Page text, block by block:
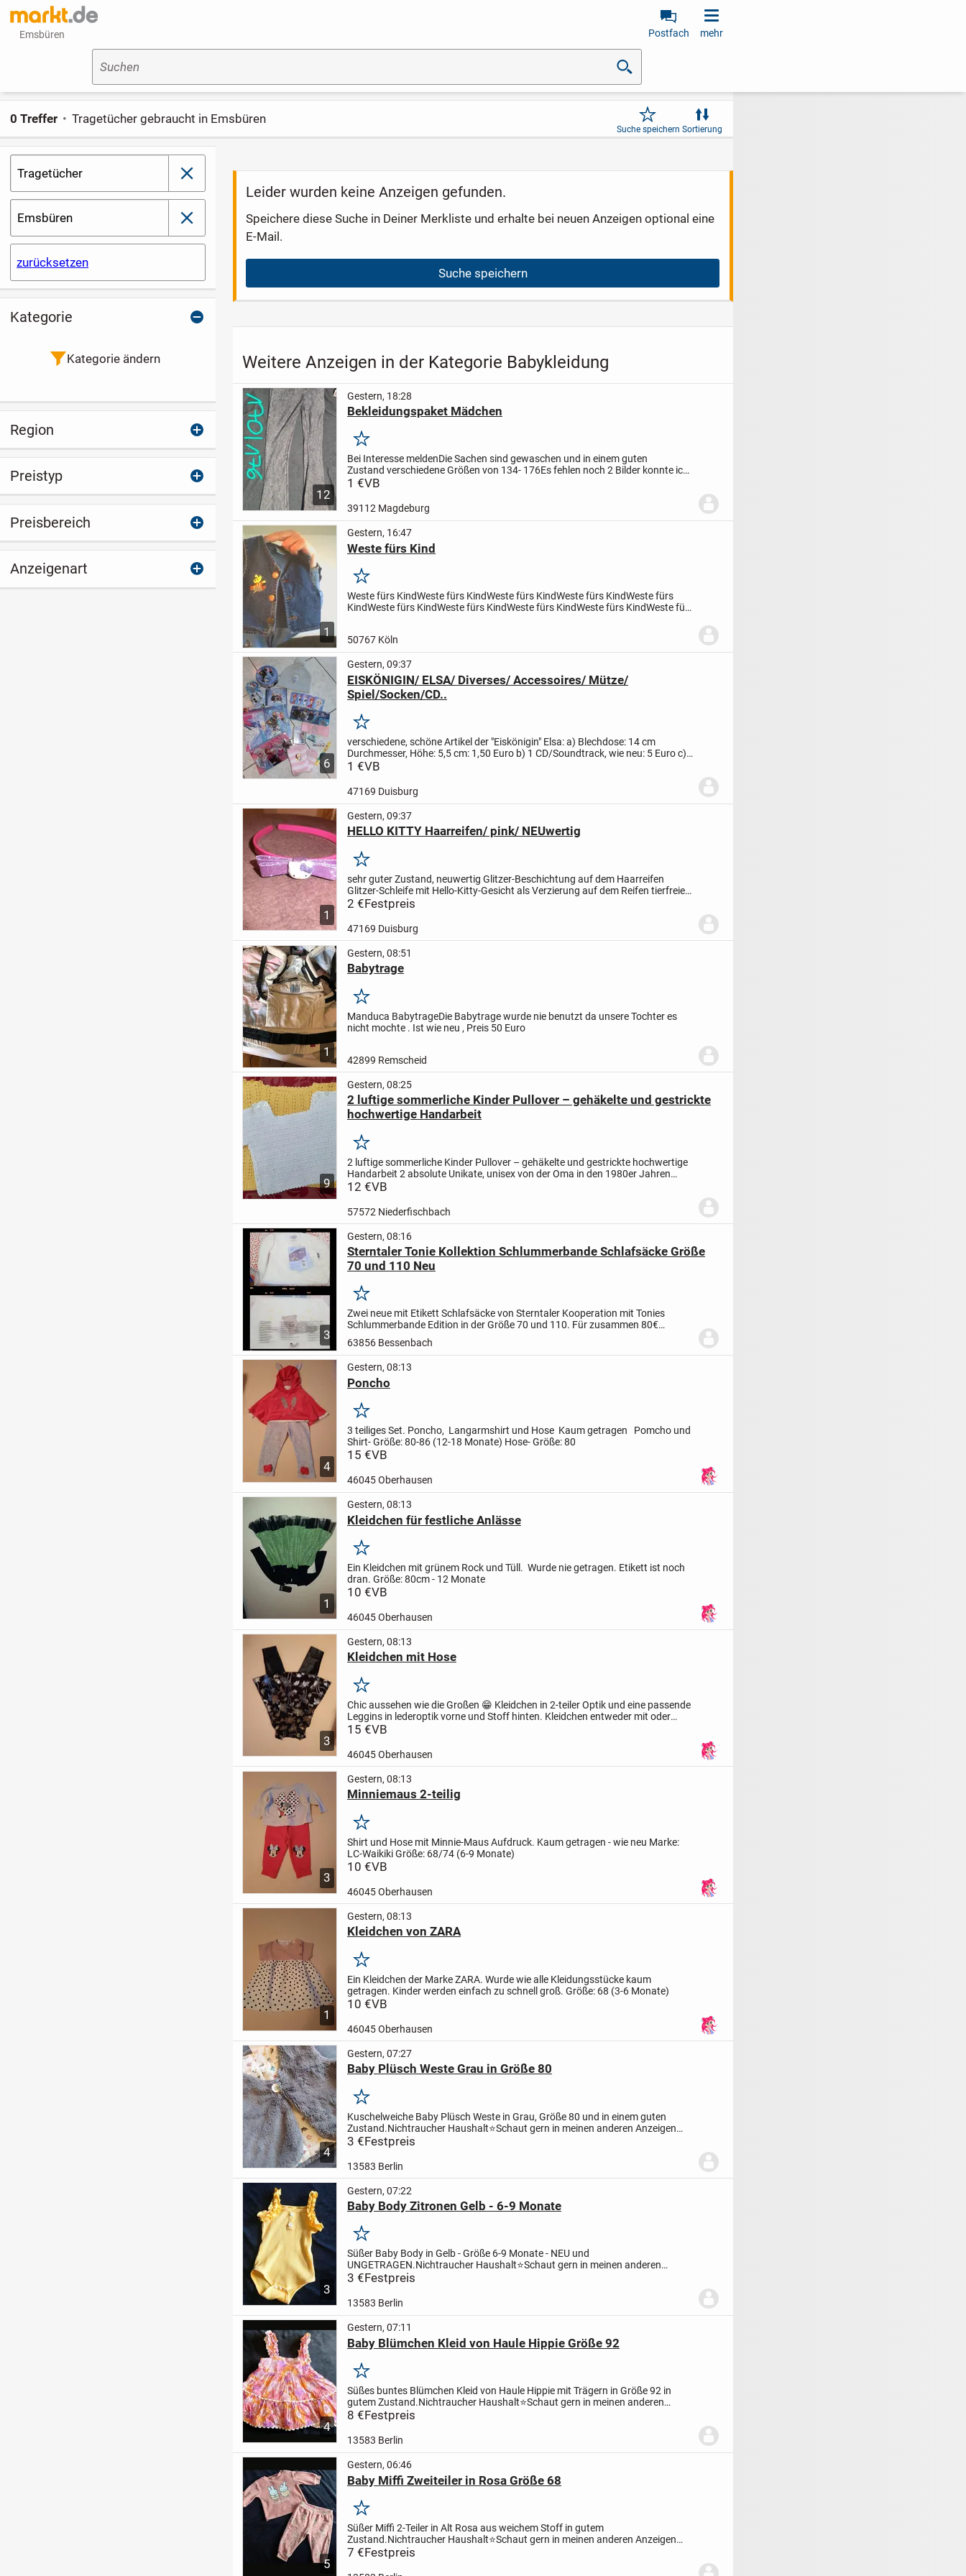
Emsbüren Postfach mehr
Suchen
Tragetücher schließen
Emsbüren schließen
zurücksetzen
0 Treffer Tragetücher gebraucht in Emsbüren
Suche speichern Sortierung
Leider wurden keine Anzeigen gefunden.
Speichere diese Suche in Deiner Merkliste und erhalte bei neuen Anzeigen optional eine
E-Mail.
Suche speichern
Weitere Anzeigen in der Kategorie Babykleidung
12
Gestern, 18:28
Bekleidungspaket Mädchen
Merken
Bei Interesse meldenDie Sachen sind gewaschen und in einem guten
Zustand verschiedene Größen von 134- 176Es fehlen noch 2 Bilder konnte ich
hier aber nich hochladen...bei interesse sende ich die...
1 €VB
39112 Magdeburg
1
Gestern, 16:47
Weste fürs Kind
Merken
Weste fürs KindWeste fürs KindWeste fürs KindWeste fürs KindWeste fürs
KindWeste fürs KindWeste fürs KindWeste fürs KindWeste fürs KindWeste fürs
50767 Köln
6
Gestern, 09:37
EISKÖNIGIN/ ELSA/ Diverses/ Accessoires/ Mütze/
Spiel/Socken/CD..
Merken
verschiedene, schöne Artikel der "Eiskönigin" Elsa:a) Blechdose: 14 cm
Durchmesser, Höhe: 5,5 cm: 1,50 Euro b) 1 CD/Soundtrack, wie neu: 5 Euroc) 1
Schreibmäppchen mit aufklappbaren Fächern...
1 €VB
47169 Duisburg
1
Gestern, 09:37
HELLO KITTY Haarreifen/ pink/ NEUwertig
Merken
sehr guter Zustand, neuwertig Glitzer-Beschichtung auf dem Haarreifen
Glitzer-Schleife mit Hello-Kitty-Gesicht als Verzierung auf dem Reifen tierfreier
NR-Haushalt
2 €Festpreis
47169 Duisburg
1
Gestern, 08:51
Babytrage
Merken
Manduca BabytrageDie Babytrage wurde nie benutzt da unsere Tochter es
nicht mochte . Ist wie neu , Preis 50 Euro
42899 Remscheid
9
Gestern, 08:25
2 luftige sommerliche Kinder Pullover – gehäkelte und gestrickte
hochwertige Handarbeit
Merken
2 luftige sommerliche Kinder Pullover – gehäkelte und gestrickte hochwertige
Handarbeit 2 absolute Unikate, unisexvon der Oma in den 1980er Jahren
liebevoll gestrickte
12 €VB
57572 Niederfischbach
3
Gestern, 08:16
Sterntaler Tonie Kollektion Schlummerbande Schlafsäcke Größe
70 und 110 Neu
Merken
Zwei neue mit Etikett Schlafsäcke von Sterntaler Kooperation mit Tonies
Schlummerbande Edition in der Größe 70 und 110. Für zusammen 80€
inklusive Versand. Neupreis lag bei 50€ in der Größe 70 und 80€...
63856 Bessenbach
4
Gestern, 08:13
Poncho
Merken
3 teiliges Set. Poncho, Langarmshirt und Hose Kaum getragen
Pomcho und
Shirt- Größe: 80-86 (12-18 Monate) Hose- Größe: 80
15 €VB
46045 Oberhausen
1
Gestern, 08:13
Kleidchen für festliche Anlässe
Merken
Ein Kleidchen mit grünem Rock und Tüll. Wurde nie getragen. Etikett ist noch
dran. Größe: 80cm - 12 Monate
10 €VB
46045 Oberhausen
3
Gestern, 08:13
Kleidchen mit Hose
Merken
Chic aussehen wie die Großen 😁 Kleidchen in 2-teiler Optik und eine passende
Leggins in lederoptik vorne und Stoff hinten. Kleidchen entweder mit oder
ohne die Leggins tragen.
15 €VB
46045 Oberhausen
3
Gestern, 08:13
Minniemaus 2-teilig
Merken
Shirt und Hose mit Minnie-Maus Aufdruck. Kaum getragen - wie neu Marke:
LC-WaikikiGröße: 68/74 (6-9 Monate)
10 €VB
46045 Oberhausen
1
Gestern, 08:13
Kleidchen von ZARA
Merken
Ein Kleidchen der Marke ZARA. Wurde wie alle Kleidungsstücke kaum
getragen. Kinder werden einfach zu schnell groß. Größe: 68 (3-6 Monate)
10 €VB
46045 Oberhausen
4
Gestern, 07:27
Baby Plüsch Weste Grau in Größe 80
Merken
Kuschelweiche Baby Plüsch Weste in Grau, Größe 80 und in einem guten
Zustand.Nichtraucher Haushalt⭐Schaut gern in meinen anderen Anzeigen
vorbei.
3 €Festpreis
13583 Berlin
3
Gestern, 07:22
Baby Body Zitronen Gelb - 6-9 Monate
Merken
Süßer Baby Body in Gelb - Größe 6-9 Monate - NEU und
UNGETRAGEN.Nichtraucher Haushalt⭐Schaut gern in meinen anderen
Anzeigen vorbei.
3 €Festpreis
13583 Berlin
4
Gestern, 07:11
Baby Blümchen Kleid von Haule Hippie Größe 92
Merken
Süßes buntes Blümchen Kleid von Haule Hippie mit Trägern in Größe 92 in
gutem Zustand.Nichtraucher Haushalt⭐Schaut gern in meinen anderen
Anzeigen vorbei.
8 €Festpreis
13583 Berlin
5
Gestern, 06:46
Baby Miffi Zweiteiler in Rosa Größe 68
Merken
Süßer Miffi 2-Teiler in Alt Rosa aus weichem Stoff in gutem
Zustand.Nichtraucher Haushalt⭐Schaut gern in meinen anderen Anzeigen
vorbei.Versand und Abholung in Berlin Spandau möglich.
7 €Festpreis
Kategorie
Kategorie ändern
Region
Preistyp
Preisbereich
Anzeigenart